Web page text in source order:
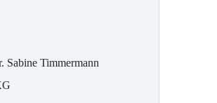
Sabine Timmermann